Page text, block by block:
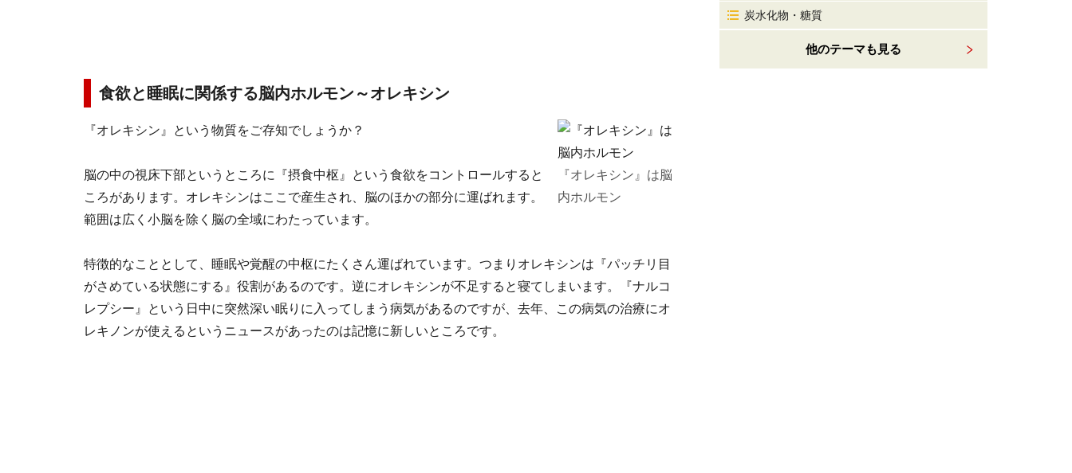
食欲と睡眠に関係する脳内ホルモン～オレキシン
『オレキシン』は脳
内ホルモン
『オレキシン』という物質をご存知でしょうか？
脳の中の視床下部というところに『摂食中枢』という食欲をコントロールすると
ころがあります。オレキシンはここで産生され、脳のほかの部分に運ばれます。
範囲は広く小脳を除く脳の全域にわたっています。
特徴的なこととして、睡眠や覚醒の中枢にたくさん運ばれています。つまりオレキシンは『パッチリ目
がさめている状態にする』役割があるのです。逆にオレキシンが不足すると寝てしまいます。『ナルコ
レプシー』という日中に突然深い眠りに入ってしまう病気があるのですが、去年、この病気の治療にオ
レキノンが使えるというニュースがあったのは記憶に新しいところです。
炭水化物・糖質
他のテーマも見る